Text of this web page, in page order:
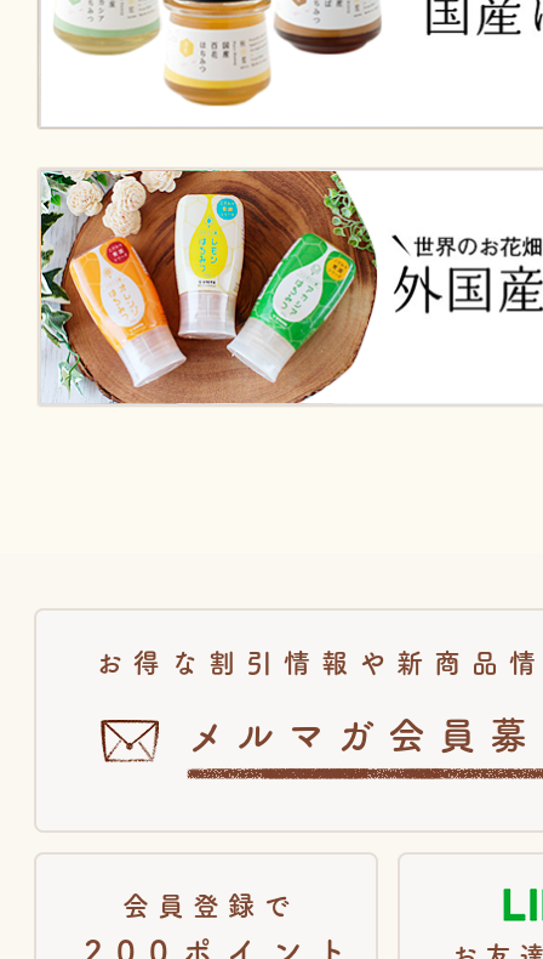
お得な割引情報や新商品
メルマガ会員
会員登録で
200ポイント